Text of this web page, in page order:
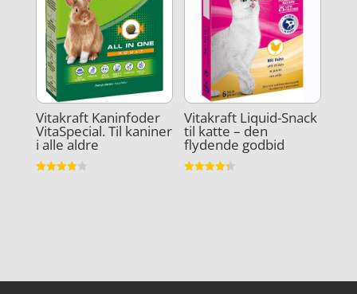
Vitakraft Kaninfoder
VitaSpecial. Til kaniner
i alle aldre
Vitakraft Liquid-Snack
til katte – den
flydende godbid